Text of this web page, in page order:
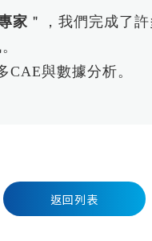
家 ＂，我們完成了
CAE與數據分析。
返回列表